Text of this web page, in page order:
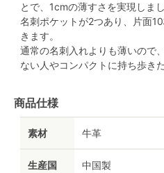
とで、1cmの薄すさを実現しまし
名刺ポケットが2つあり、片面
きます。
通常の名刺入れよりも薄いので
ない人やコンパクトに持ち歩き
商品仕様
素材 牛革
生産国 中国製